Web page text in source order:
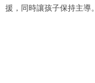
援，同時讓孩子保持主導。